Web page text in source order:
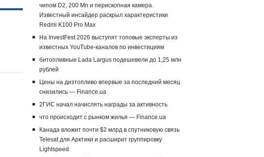
чипом D2, 200 Мп и перископная камера.
Известный инсайдер раскрыл характеристики
Redmi K100 Pro Max
На InvestFest 2026 выступят топовые эксперты из
известных YouTube-каналов по инвестициям
битопливные Lada Largus подешевели до 1,25 млн
рублей
Цены на дизтопливо впервые за последний месяц
снизились — Finance.ua
2ГИС начал начислять награды за активность
что происходит с рынком жилья — Finance.ua
Канада вложит почти $2 млрд в спутниковую связь
Telesat для Арктики и расширит группировку
Lightspeed